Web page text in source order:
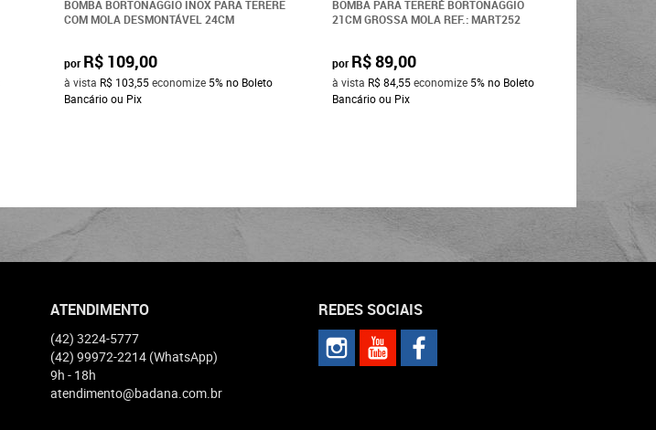
BOMBA BORTONAGGIO INOX PARA TERERE
COM MOLA DESMONTÁVEL 24CM
por R$ 109,00
à vista R$ 103,55economize 5%no Boleto
Bancário ou Pix
BOMBA PARA TERERÉ BORTONAGGIO
21CM GROSSA MOLA REF.: MART252
por R$ 89,00
à vista R$ 84,55economize 5% no Boleto
Bancário ou Pix
Bancário
ATENDIMENTO
(42) 3224-5777
(42) 99972-2214 (WhatsApp)
9h - 18h
atendimento@badana.com.br
REDES SOCIAIS